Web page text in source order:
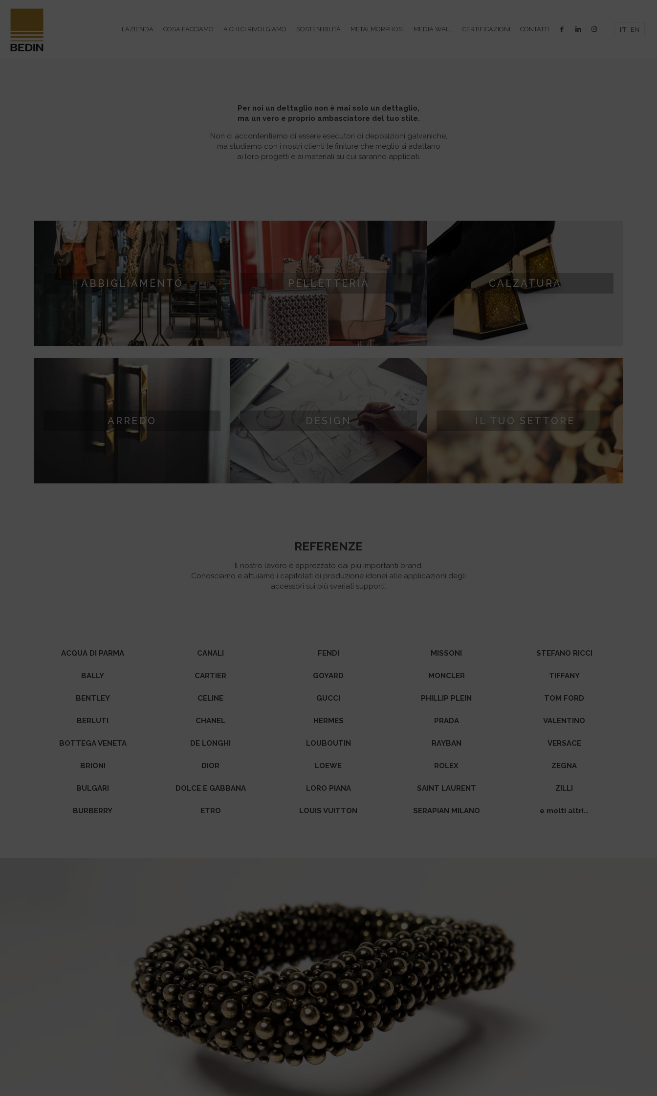
L’AZIENDA COSA FACCIAMO A CHI CI RIVOLGIAMO SOSTENIBILITÀ METALMORPHOSI MEDIA WALL CERTIFICAZIONI CONTATTI IT EN
Per noi un dettaglio non è mai solo un dettaglio,
ma un vero e proprio ambasciatore del tuo stile.
Non ci accontentiamo di essere esecutori di deposizioni galvaniche,
ma studiamo con i nostri clienti le finiture che meglio si adattano
ai loro progetti e ai materiali su cui saranno applicati.
ABBIGLIAMENTO
ABBIGLIAMENTO
Bottoni, cursori, tiretti, targhette e tutto ciò che
serve a valorizzare un capo d’abbigliamento.
PELLETTERIA
PELLETTERIA
Chiusure, fibbie, cerniere, catene, placche,
occhielli. Ogni accessorio può diventare un
dettaglio prezioso.
CALZATURA
CALZATURA
Occhielli, chiusure, ganci e particolari metallici per
calzature.
ARREDO
ARREDO
Elementi metallici di lusso per un arredo esclusivo
e personalizzato.
DESIGN
Che si tratti di design di un oggetto hi-tech, di un
componente dell’automotive o del cappuccio di
un profumo, i nostri trattamenti galvanici
contribuiscono all’estetica, esaltano l’esperienza
tattile.
IL TUO SETTORE
In oltre 50 anni di attività abbiamo applicato
finiture galvaniche preziose a svariate tipologie di
prodotti. Per questo siamo pronti a considerare
REFERENZE
Il nostro lavoro è apprezzato dai più importanti brand.
Conosciamo e attuiamo i capitolati di produzione idonei alle applicazioni degli
accessori sui più svariati supporti.
ACQUA DI PARMA
BALLY
BENTLEY
BERLUTI
BOTTEGA VENETA
BRIONI
BULGARI
BURBERRY
CANALI
CARTIER
CELINE
CHANEL
DE LONGHI
DIOR
DOLCE E GABBANA
ETRO
FENDI
GOYARD
GUCCI
HERMES
LOUBOUTIN
LOEWE
LORO PIANA
LOUIS VUITTON
MISSONI
MONCLER
PHILLIP PLEIN
PRADA
RAYBAN
ROLEX
SAINT LAURENT
SERAPIAN MILANO
STEFANO RICCI
TIFFANY
TOM FORD
VALENTINO
VERSACE
ZEGNA
ZILLI
e molti altri…